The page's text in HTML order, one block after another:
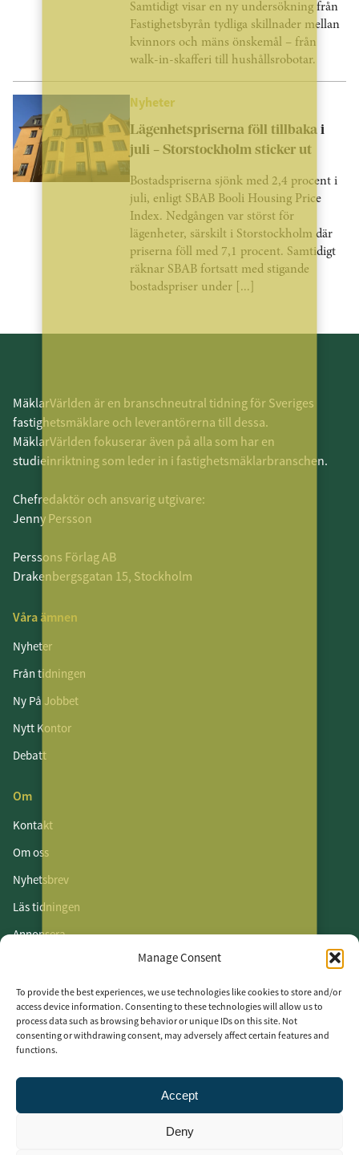
Manage Consent
To provide the best experiences, we use technologies like cookies to store and/or
access device information. Consenting to these technologies will allow us to
process data such as browsing behavior or unique IDs on this site. Not
consenting or withdrawing consent, may adversely affect certain features and
functions.
Accept
Deny
Samtidigt visar en ny undersökning från
Fastighetsbyrån tydliga skillnader mellan
kvinnors och mäns önskemål – från
walk-in-skafferi till hushållsrobotar.
Nyheter
Lägenhetspriserna föll tillbaka i
juli – Storstockholm sticker ut
Bostadspriserna sjönk med 2,4 procent i
juli, enligt SBAB Booli Housing Price
Index. Nedgången var störst för
lägenheter, särskilt i Storstockholm där
priserna föll med 7,1 procent. Samtidigt
räknar SBAB fortsatt med stigande
bostadspriser under [...]
MäklarVärlden är en branschneutral tidning för Sveriges
fastighetsmäklare och leverantörerna till dessa.
MäklarVärlden fokuserar även på alla som har en
studieinriktning som leder in i fastighetsmäklarbranschen.
Chefredaktör och ansvarig utgivare:
Jenny Persson
Perssons Förlag AB
Drakenbergsgatan 15, Stockholm
Våra ämnen
Nyheter
Från tidningen
Ny På Jobbet
Nytt Kontor
Debatt
Om
Kontakt
Om oss
Nyhetsbrev
Läs tidningen
Annonsera
Vår integritetspolicy
Följ oss
LinkedIn
Facebook
Instagram